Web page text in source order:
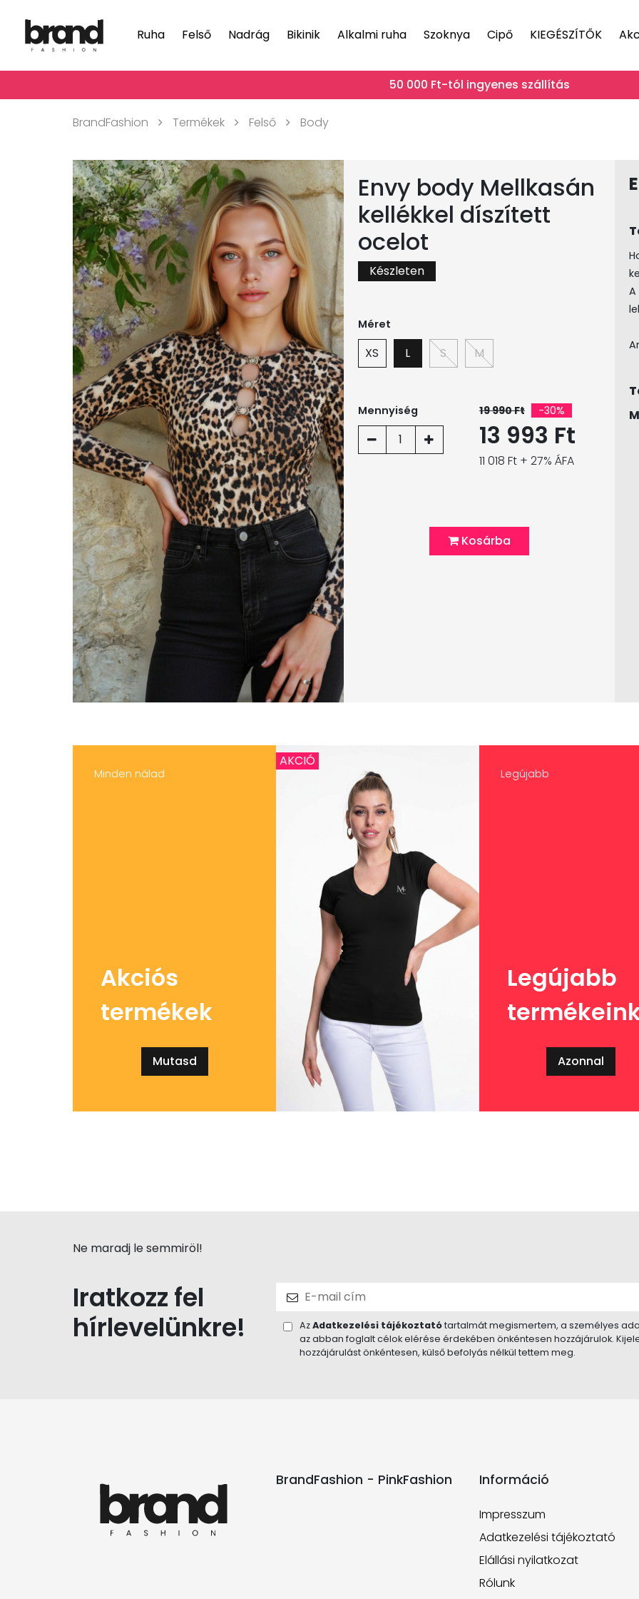
Ruha Felső Nadrág Bikinik Alkalmi ruha Szoknya Cipő KIEGÉSZÍTŐK
50 000 Ft-tól ingyenes szállítás
BrandFashion Termékek Felső Body
Envy body Mellkasán
kellékkel díszített
ocelot
Készleten
Méret
XS L S M
Mennyiség
1
19 990 Ft -30%
13 993 Ft
11 018 Ft + 27% ÁFA
Kosárba
Minden nálad
Akciós
termékek
Mutasd
AKCIÓ
Legújabb
Legújabb
Azonnal
Ne maradj le semmiröl!
Iratkozz fel
hírlevelünkre!
AzAdatkezelési tájékoztatótartalmát megismertem, a személyes
az abban foglalt célok elérése érdekében önkéntesen hozzájárulok.
hozzájárulást önkéntesen, külső befolyás nélkül tettem meg.
BrandFashion - PinkFashion Információ
Impresszum
Adatkezelési tájékoztató
Elállási nyilatkozat
Rólunk